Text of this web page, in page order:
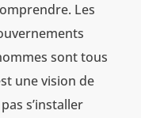
Les
sont tous
une vision de
s’installer